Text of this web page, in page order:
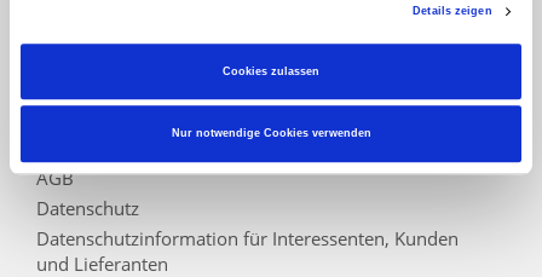
Details zeigen
Cookies zulassen
Nur notwendige Cookies verwenden
AGB
Datenschutz
Datenschutzinformation für Interessenten, Kunden
und Lieferanten